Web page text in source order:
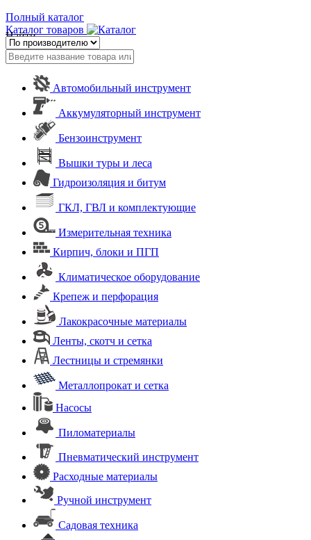
Полный каталог
Каталог товаров
Найти
Автомобильный инструмент
Аккумуляторный инструмент
Бензоинструмент
Вышки туры и леса
Гидроизоляция и битум
ГКЛ, ГВЛ и комплектующие
Измерительная техника
Кирпич, блоки и ПГП
Климатическое оборудование
Крепеж и перфорация
Лакокрасочные материалы
Ленты, скотч и сетка
Лестницы и стремянки
Металлопрокат и сетка
Насосы
Пиломатериалы
Пневматический инструмент
Расходные материалы
Ручной инструмент
Садовая техника